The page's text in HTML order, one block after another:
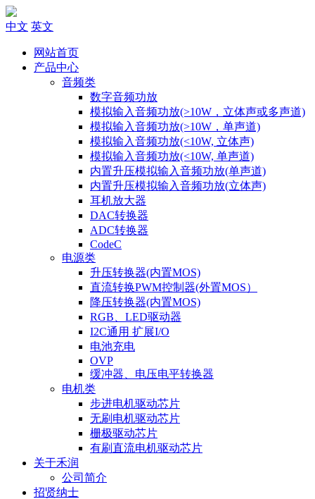
中文 英文
网站首页
产品中心
音频类
数字音频功放
模拟输入音频功放(>10W，立体声或多声道)
模拟输入音频功放(>10W，单声道)
模拟输入音频功放(<10W, 立体声)
模拟输入音频功放(<10W, 单声道)
内置升压模拟输入音频功放(单声道)
内置升压模拟输入音频功放(立体声)
耳机放大器
DAC转换器
ADC转换器
CodeC
电源类
升压转换器(内置MOS)
直流转换PWM控制器(外置MOS）
降压转换器(内置MOS)
RGB、LED驱动器
I2C通用 扩展I/O
电池充电
OVP
缓冲器、电压电平转换器
电机类
步进电机驱动芯片
无刷电机驱动芯片
栅极驱动芯片
有刷直流电机驱动芯片
关于禾润
公司简介
招贤纳士